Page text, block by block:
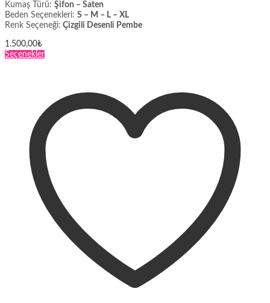
Kumaş Türü: Şifon – Saten
Beden Seçenekleri: S – M – L – XL
Renk Seçeneği: Çizgili Desenli Pembe
1.500,00₺
SeçeneklerBu
varyasyonu
var.
Seçenekler
ürün
sayfasından
seçilebilir